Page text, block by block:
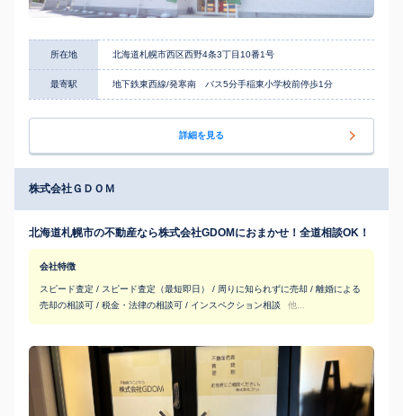
所在地 北海道札幌市西区西野4条3丁目10番1号
最寄駅 地下鉄東西線/発寒南 バス5分手稲東小学校前停歩1分
詳細を見る
株式会社ＧＤＯＭ
北海道札幌市の不動産なら株式会社GDOMにおまかせ！全道相談OK！
会社特徴
スピード査定 / スピード査定（最短即日） / 周りに知られずに売却 / 離婚による
売却の相談可 / 税金・法律の相談可 / インスペクション相談
他...